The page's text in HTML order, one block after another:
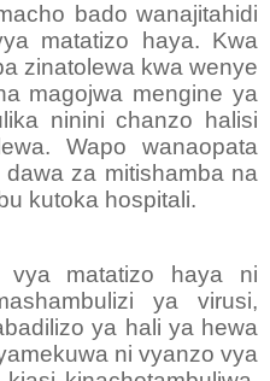
bado wanajitahidi
matatizo haya. Kwa
zinatolewa kwa wenye
magojwa mengine ya
ninini chanzo halisi
Wapo wanaopata
za mitishamba na
kutoka hospitali.
vya matatizo haya ni
ya virusi,
ya hali ya hewa
ni vyanzo vya